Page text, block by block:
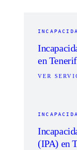
en
VER
(IPA) en